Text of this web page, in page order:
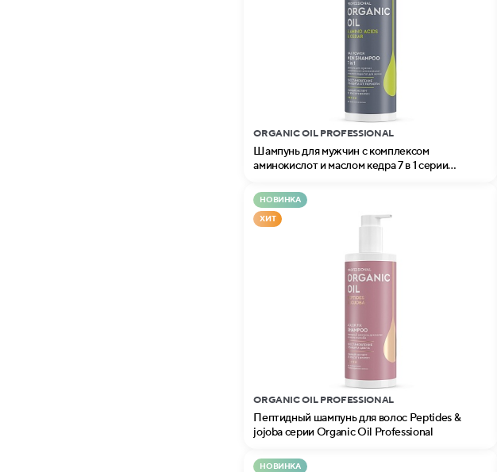
ORGANIC OIL PROFESSIONAL
Шампунь для мужчин с комплексом
аминокислот и маслом кедра 7 в 1 серии
НОВИНКА
ХИТ
ORGANIC OIL PROFESSIONAL
Пептидный шампунь для волос Peptides &
jojoba серии Organic Oil Professional
НОВИНКА